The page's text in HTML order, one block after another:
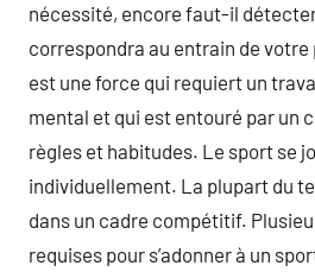
nécessité, encore faut-il
correspondra au entrain de
est une force qui requiert un
mental et qui est entouré par un
règles et habitudes. Le sport se
individuellement. La plupart du
dans un cadre compétitif.
requises pour s’adonner à un